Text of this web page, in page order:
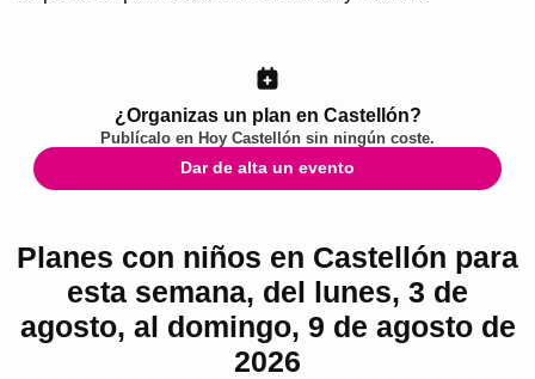
¿Organizas un plan en Castellón?
Publícalo en Hoy Castellón sin ningún coste.
Dar de alta un evento
Planes con niños en Castellón para
esta semana, del lunes, 3 de
agosto, al domingo, 9 de agosto de
2026